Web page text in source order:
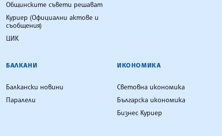
Общинските съвети решават
Куриер (Официални актове и
съобщения)
ЦИК
БАЛКАНИ
Балкански новини
Паралели
ИКОНОМИКА
Световна икономика
Българска икономика
Бизнес Куриер